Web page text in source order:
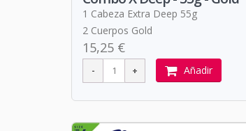
1 Cabeza Extra Deep 55g
2 Cuerpos Gold
15,25 €
Añadir